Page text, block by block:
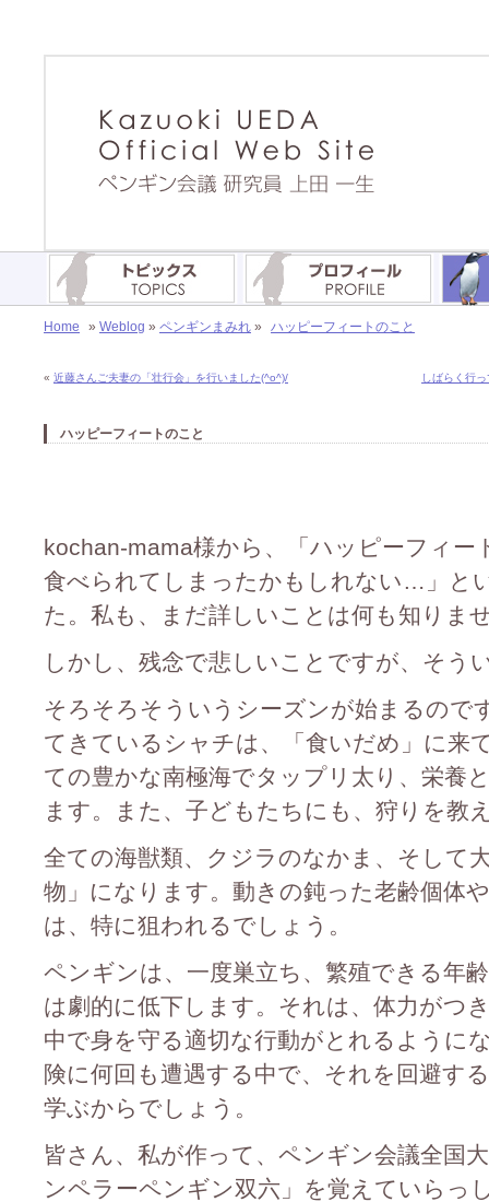
Home » Weblog » ペンギンまみれ » ハッピーフィートのこと
« 近藤さんご夫妻の「壮行会」を行いました(^o^)/ しばらく行
ハッピーフィートのこと
kochan-mama様から、「ハッピーフィー
食べられてしまったかもしれない…」と
た。私も、まだ詳しいことは何も知りま
しかし、残念で悲しいことですが、そう
そろそろそういうシーズンが始まるので
てきているシャチは、「食いだめ」に来
ての豊かな南極海でタップリ太り、栄養
ます。また、子どもたちにも、狩りを教
全ての海獣類、クジラのなかま、そして
物」になります。動きの鈍った老齢個体
は、特に狙われるでしょう。
ペンギンは、一度巣立ち、繁殖できる年
は劇的に低下します。それは、体力がつ
中で身を守る適切な行動がとれるように
険に何回も遭遇する中で、それを回避す
学ぶからでしょう。
皆さん、私が作って、ペンギン会議全国
ンペラーペンギン双六」を覚えていらっ